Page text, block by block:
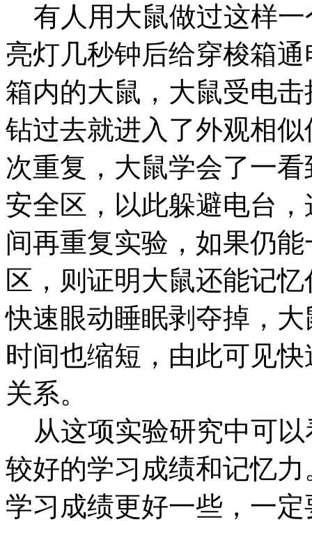
有人用大鼠做过这样一
亮灯几秒钟后给穿梭箱
箱内的大鼠，大鼠受电
钻过去就进入了外观相
次重复，大鼠学会了一
安全区，以此躲避电台
间再重复实验，如果仍
区，则证明大鼠还能记
快速眼动睡眠剥夺掉，
时间也缩短，由此可见
关系。
从这项实验研究中可以
较好的学习成绩和记忆
学习成绩更好一些，一